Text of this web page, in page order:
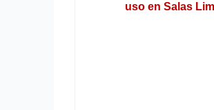
uso en Salas